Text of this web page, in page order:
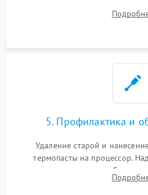
видеокарты, процессора или
восстановления и повышения
5. Профилактика и
Удаление старой и
термопасты на процессор.
комплектующих в слоты.
обеспечения правильной